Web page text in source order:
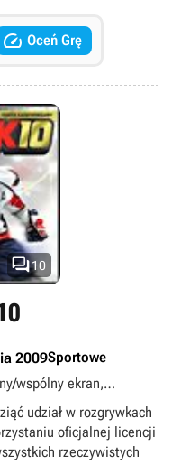
 Oceń Grę
10
2009Sportowe
wspólny ekran,
udział w rozgrywkach
oficjalnej licencji
rzeczywistych